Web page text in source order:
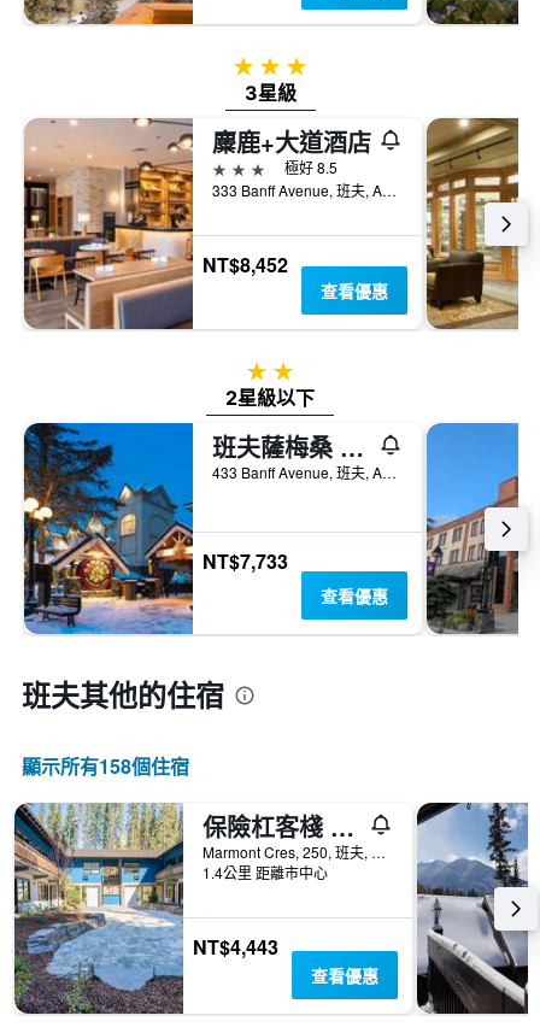
3星級
3星級
麋鹿+大道酒店
3星級
極好 8.5
333 Banff Avenue, 班夫, AB, 加拿大
NT$8,452
查看優惠
2星級
2星級以下
班夫薩梅桑 - 班夫
433 Banff Avenue, 班夫, AB, 加拿大
NT$7,733
查看優惠
班夫​其他的住宿
顯示所有158​個住宿
保險杠客棧 - 班夫
Marmont Cres, 250, 班夫, AB, 加拿大
1.4公里 距離市中心
NT$4,443
查看優惠